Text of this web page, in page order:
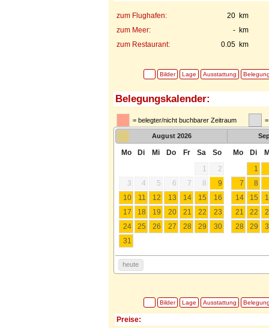
20 km
zum Flughafen:
- km
zum Meer:
0.05 km
zum Restaurant:
Bilder Lage Ausstattung
Belegungskalender:
= belegter/nicht buchbarer Zeitraum
August 2026
Mo Di Mi Do Fr Sa
So
1
2
3
4 5 6 7 8
9
10
11 12 13 14 15
16
17
18 19 20 21 22
23
24
25 26 27 28 29
30
31
Mo Di
1
7
8
14
15
21
22
28
29
heute
Bilder Lage Ausstattung
Preise: